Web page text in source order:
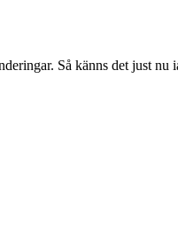
Så känns det just nu